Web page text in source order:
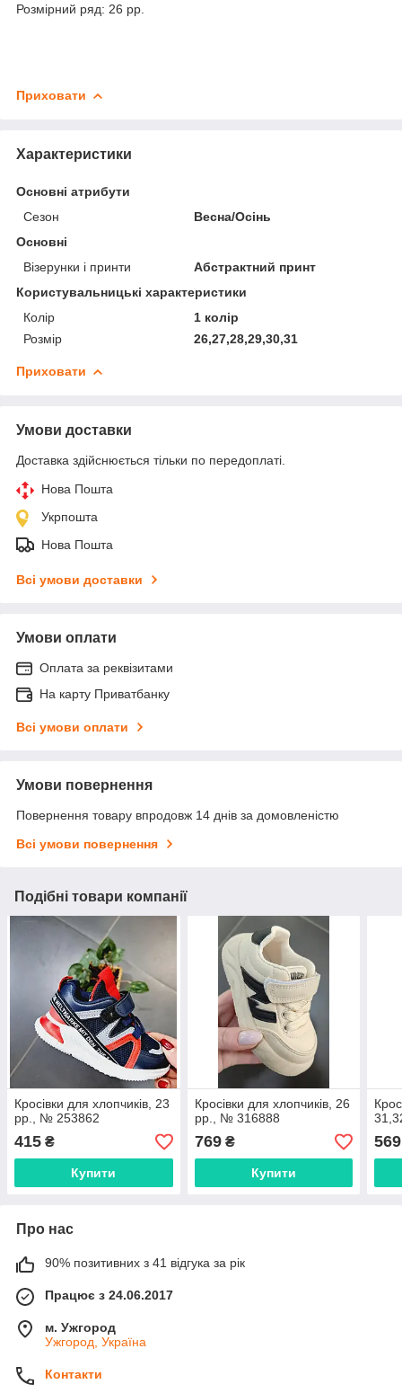
Розмірний ряд: 26 рр.
Приховати
Характеристики
Основні атрибути
Сезон
Весна/Осінь
Основні
Візерунки і принти
Абстрактний принт
Користувальницькі характеристики
Колір
1 колір
Розмір
26,27,28,29,30,31
Приховати
Умови доставки
Доставка здійснюється тільки по передоплаті.
Нова Пошта
Укрпошта
Нова Пошта
Всі умови доставки
Умови оплати
Оплата за реквізитами
На карту Приватбанку
Всі умови оплати
Умови повернення
Повернення товару впродовж 14 днів за домовленістю
Всі умови повернення
Подібні товари компанії
Кросівки для хлопчиків, 23
рр., № 253862
415 ₴
Купити
Кросівки для хлопчиків, 26
рр., № 316888
769₴
Купити
569
Про нас
90% позитивних з 41 відгука за рік
Працює з 24.06.2017
м. Ужгород
Ужгород, Україна
Контакти